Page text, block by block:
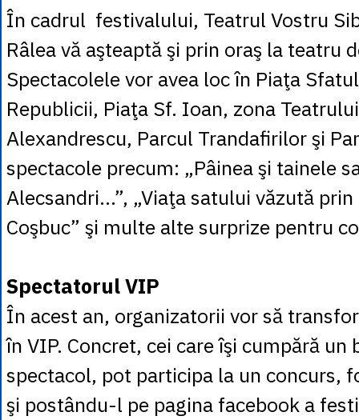
În cadrul festivalului, Teatrul Vostru
Râlea vă aşteaptă şi prin oraş la teatru
Spectacolele vor avea loc în Piaţa
Republicii, Piaţa Sf. Ioan, zona
Alexandrescu, Parcul Trandafirilor şi
spectacole precum: „Pâinea şi tainele
Alecsandri…”, „Viaţa satului văzută
Coşbuc” şi multe alte surprize pentru
Spectatorul VIP
În acest an, organizatorii vor să
în VIP. Concret, cei care îşi cumpără un
spectacol, pot participa la un concurs,
şi postându-l pe pagina facebook a